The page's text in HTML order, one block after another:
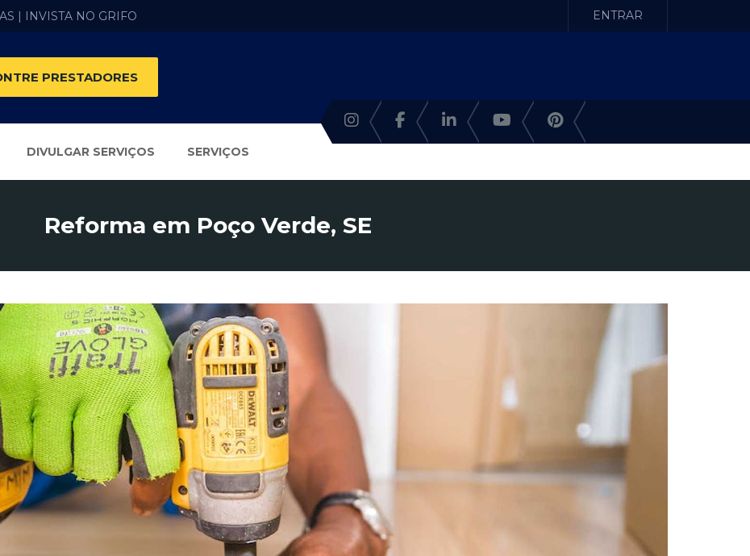
| INVISTA NO GRIFO ENTRAR
PRESTADORES
DIVULGAR SERVIÇOS SERVIÇOS
Reforma em Poço Verde, SE